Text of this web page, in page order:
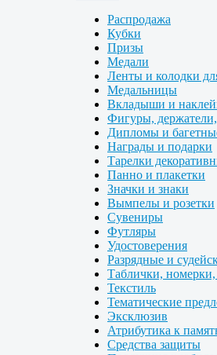
Распродажа
Кубки
Призы
Медали
Ленты и колодки
Медальницы
Вкладыши и
Фигуры,
Дипломы и
Награды и подарки
Тарелки
Панно и плакетки
Значки и знаки
Вымпелы и розетки
Сувениры
Футляры
Удостоверения
Разрядные и
Таблички,
Текстиль
Тематические
Эксклюзив
Атрибутика к
Средства защиты